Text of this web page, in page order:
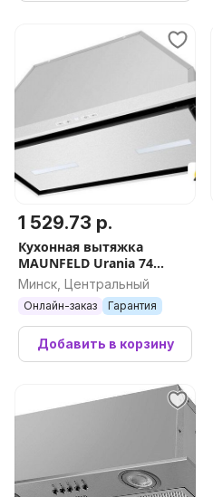
1 529.73 р.
Кухонная вытяжка
MAUNFELD Urania 74
(нержавеющая сталь)
Минск, Центральный
Онлайн-заказ Гарантия
Добавить в корзину